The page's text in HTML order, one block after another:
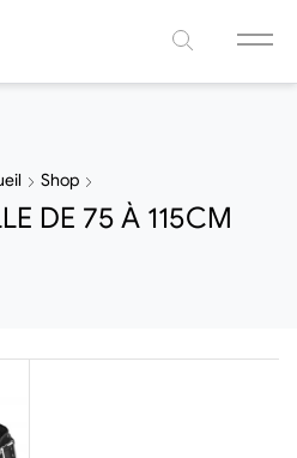
Shop
DE 75 À 115CM